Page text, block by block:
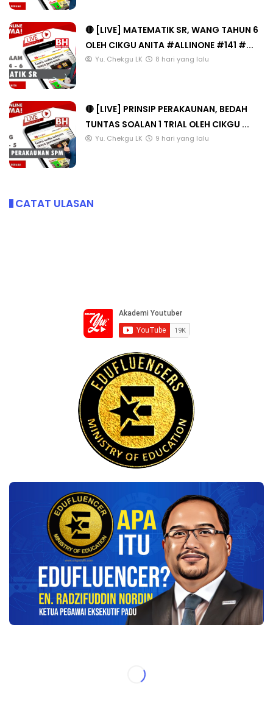
🔴 [LIVE] MATEMATIK SR, WANG TAHUN 6
OLEH CIKGU ANITA #ALLINONE #141 #...
Yu. Chekgu LK 8 hari yang lalu
🔴 [LIVE] PRINSIP PERAKAUNAN, BEDAH
TUNTAS SOALAN 1 TRIAL OLEH CIKGU ...
Yu. Chekgu LK 9 hari yang lalu
CATAT ULASAN